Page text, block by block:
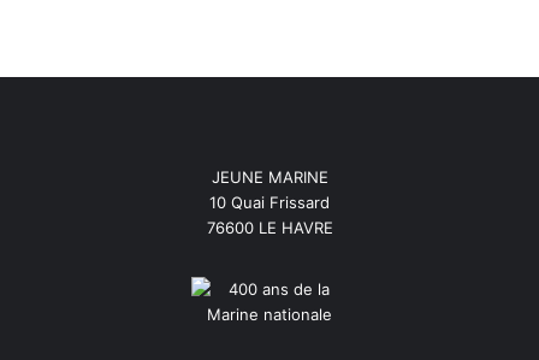
JEUNE MARINE
10 Quai Frissard
76600 LE HAVRE